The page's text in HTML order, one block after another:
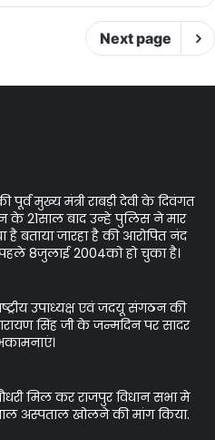
Next page
पूर्व मुख्य मंत्री राबड़ी देवी के दिवंगत
के 21साल बाद उन्हे पुलिस ने मार
बताया जारहा है की आरोपित नंद
पहले 8जुलाई 2004को हो चुका है।
उपाध्यक्ष एवं जदयू संगठन की
सिंह जी के जन्मदिन पर सादर
मिल कर राजपुर विधान सभा मे
अस्पताल खोलने की मांग किया.